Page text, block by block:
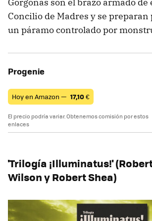
Concilio de Madres y se
un páramo controlado por
Progenie
Hoy en Amazon — 17,10€
El precio podría variar. Obtenemos comisión por estos
enlaces
'Trilogía ¡Illuminatus!'
Wilson y Robert Shea)